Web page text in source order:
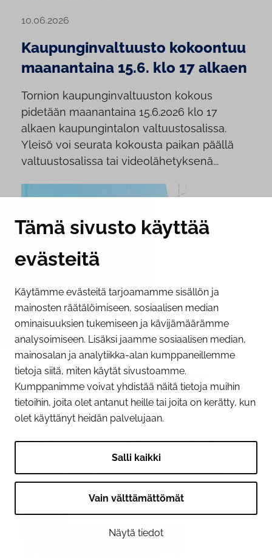
Tämä sivusto käyttää
evästeitä
Käytämme evästeitä tarjoamamme sisällön ja
mainosten räätälöimiseen, sosiaalisen median
ominaisuuksien tukemiseen ja kävijämäärämme
analysoimiseen. Lisäksi jaamme sosiaalisen median,
mainosalan ja analytiikka-alan kumppaneillemme
tietoja siitä, miten käytät sivustoamme.
Kumppanimme voivat yhdistää näitä tietoja muihin
tietoihin, joita olet antanut heille tai joita on kerätty, kun
olet käyttänyt heidän palvelujaan.
Salli kaikki
Vain välttämättömät
Näytä tiedot
10.06.2026
Kaupunginvaltuusto kokoontuu
maanantaina 15.6. klo 17 alkaen
Tornion kaupunginvaltuuston kokous
pidetään maanantaina 15.6.2026 klo 17
alkaen kaupungintalon valtuustosalissa.
Yleisö voi seurata kokousta paikan päällä
valtuustosalissa tai videolähetyksenä...
09.06.2026
Huomioi Tornion sillan
alikulkukohdat liikkuessasi
joella kesällä
Tornionjoen ylittävän sillan
peruskunnostustyöt jatkuvat kesän ajan.
Veneilijöille ja muille joella kulkeville on
merkitty sillan alle kaksi alikulkukohtaa.